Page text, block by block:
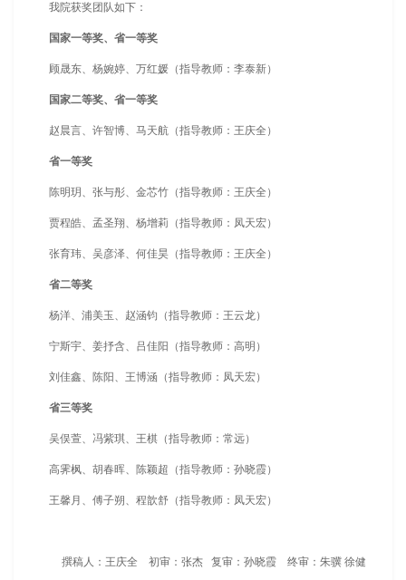
我院获奖团队如下：
国家一等奖、省一等奖
顾晟东、杨婉婷、万红媛（指导教师：李泰新）
国家二等奖、省一等奖
赵晨言、许智博、马天航（指导教师：王庆全）
省一等奖
陈明玥、张与彤、金芯竹（指导教师：王庆全）
贾程皓、孟圣翔、杨增莉（指导教师：凤天宏）
张育玮、吴彦泽、何佳昊（指导教师：王庆全）
省二等奖
杨洋、浦美玉、赵涵钧（指导教师：王云龙）
宁斯宇、姜抒含、吕佳阳（指导教师：高明）
刘佳鑫、陈阳、王博涵（指导教师：凤天宏）
省三等奖
吴俣萱、冯紫琪、王棋（指导教师：常远）
高霁枫、胡春晖、陈颖超（指导教师：孙晓霞）
王馨月、傅子朔、程歆舒（指导教师：凤天宏）
撰稿人：王庆全 初审：张杰 复审：孙晓霞 终审：朱骥 徐健